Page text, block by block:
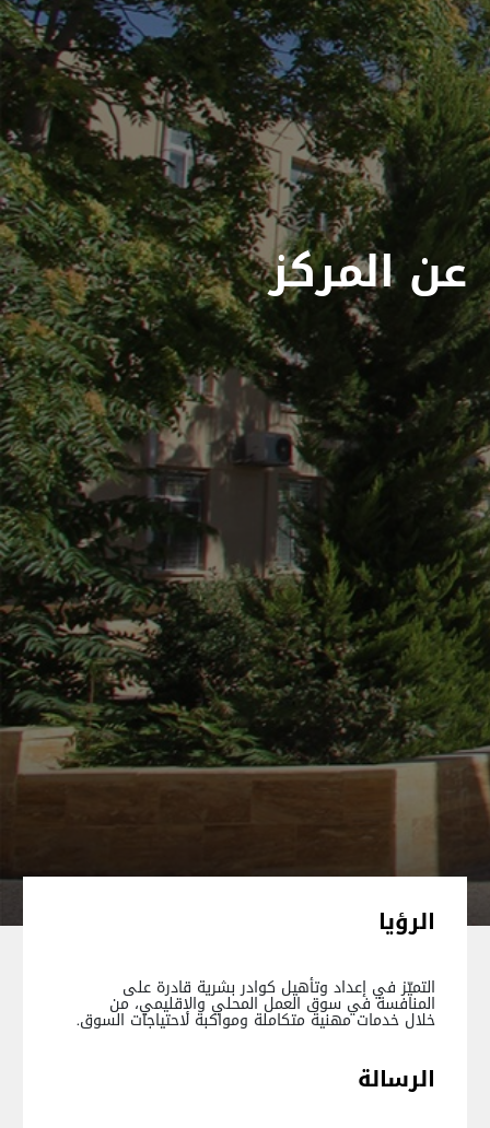
عن المركز
الرؤيا
التميّز في إعداد وتأهيل كوادر بشرية قادرة على
المنافسة في سوق العمل المحلي والإقليمي، من
خلال خدمات مهنية متكاملة ومواكبة لاحتياجات السوق.
الرسالة